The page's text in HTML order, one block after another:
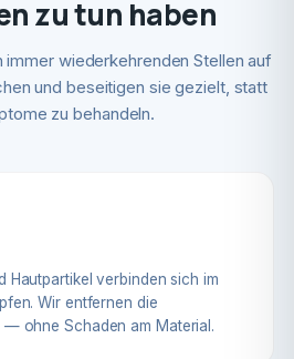
zu tun haben
wiederkehrenden Stellen auf
und beseitigen sie gezielt, statt
zu behandeln.
Hautpartikel verbinden sich im
Wir entfernen die
ohne Schaden am Material.